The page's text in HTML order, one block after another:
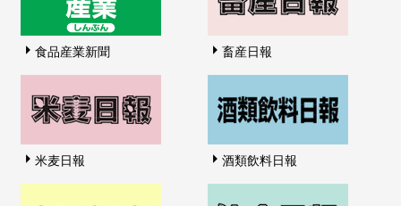
食品産業新聞 畜産日報
米麦日報 酒類飲料日報